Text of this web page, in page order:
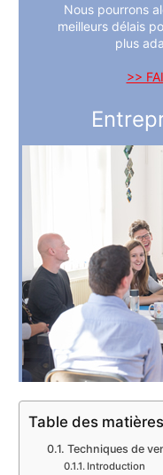
Nous pourrons
meilleurs délais
plus
>>
Table des matières
Techniques de
Introduction